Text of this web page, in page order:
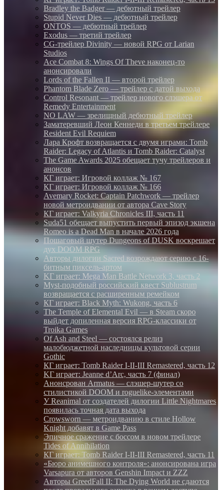
Bradley the Badger — дебютный трейлер
Stupid Never Dies — дебютный трейлер
ONTOS — дебютный трейлер
Exodus — третий трейлер
CG-трейлер Divinity — новой RPG от Larian
Studios
Ace Combat 8: Wings Of Theve наконец-то
анонсировали
Lords of the Fallen II — второй трейлер
Phantom Blade Zero — трейлер с датой выхода
Control Resonant — трейлер нового слэшера от
Remedy Entertainment
NO LAW — зрелищный дебютный трейлер
Заматеревший Леон Кеннеди в третьем трейлере
Resident Evil Requiem
Лара Крофт возвращается с двумя играми: Tomb
Raider: Legacy of Atlantis и Tomb Raider: Catalyst
The Game Awards 2025 обещает тучу трейлеров и
анонсов
КГ играет: Игровой коллаж № 167
КГ играет: Игровой коллаж № 166
Avemary Rocket: Captain Patchwork — трейлер
новой метроидвании от автора Cave Story
КГ играет: Valkyria Chronicles III, часть 11
Suda51 обещает выпустить первый эпизод экшена
Romeo is a Dead Man в начале 2026 года
Пошаговый шутер Dungeons of DUSK воскрешает
дух DOOM RPG
Авторы дилогии Sacred возрождают серию с 16-
битным пиксель-артом
KГ игpaeт: Mega Man Battle Network 3, часть 2
Myst-подобный российский квест Sublustrum
возвращается с расширенным ремейком
КГ играет: Black Myth: Wukong, часть 6
The Temple of Elemental Evil — в Steam скоро
выйдет допиленная версия RPG-классики от
Troika Games
Of Ash and Steel — состоялся релиз
малобюджетной наследницы культовой серии
Gothic
КГ играет: Tomb Raider I-II-III Remastered, часть 12
KГ игpaeт: Jeanne d’Arc, часть 7 (финал)
Анонсрован Armatus — слэшер-шутер со
стилистикой DOOM и roguelike-элементами
У Reanimal от создателей дилогии Little Nightmares
появилась точная дата выхода
Crowsworn — метроидванию в стиле Hollow
Knight добавят в Game Pass
Эпичное сражение с боссом в новом трейлере
Tides of Annihilation
КГ играет: Tomb Raider I-II-III Remastered, часть 11
«Бюро анимешного контроля»: анонсирована игра
Varsapura от авторов Genshin Impact и ZZZ
Авторы GreedFall II: The Dying World не сдаются